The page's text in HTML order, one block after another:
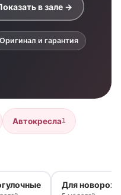
в зале →
Оригинал и гарантия
Автокресла1
Для